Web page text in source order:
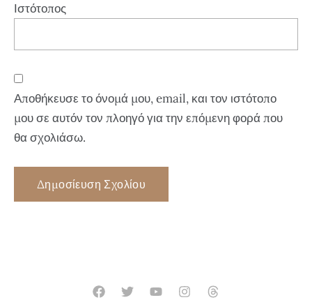
Ιστότοπος
Αποθήκευσε το όνομά μου, email, και τον ιστότοπο
μου σε αυτόν τον πλοηγό για την επόμενη φορά που
θα σχολιάσω.